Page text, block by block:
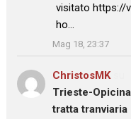
visitato https://
ho…
”
Mag 18, 23:37
ChristosMKsu
Trieste-
tratta tranviaria